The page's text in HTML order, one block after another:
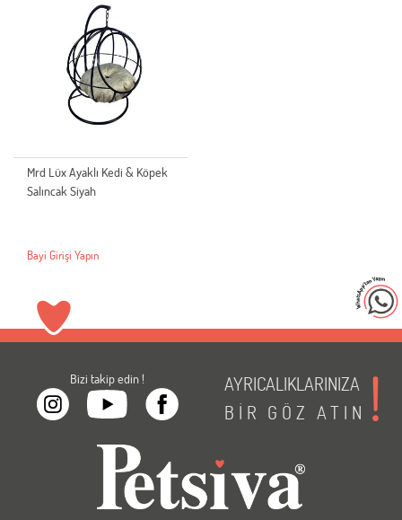
Mrd Lüx Ayaklı Kedi & Köpek
Salıncak Siyah
Bayi Girişi Yapın
Bizi takip edin !
AYRICALIKLARINIZA
BİR GÖZ ATIN